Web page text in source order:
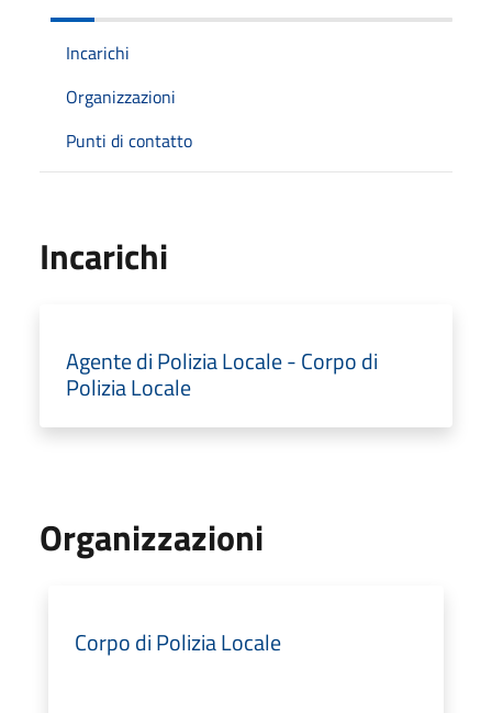
Incarichi
Organizzazioni
Punti di contatto
Incarichi
Agente di Polizia Locale - Corpo di
Polizia Locale
Organizzazioni
Corpo di Polizia Locale